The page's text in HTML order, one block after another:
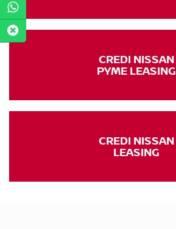
CREDI NISSAN
PYME LEASING
CREDI NISSAN
LEASING